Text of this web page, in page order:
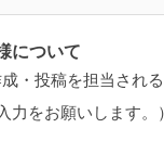
について
・投稿を担当され
力をお願いします。